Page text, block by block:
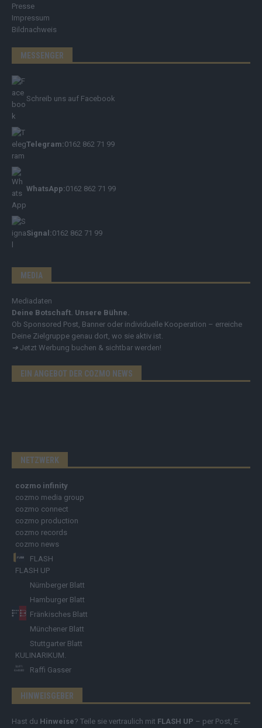
Presse
Impressum
Bildnachweis
MESSENGER
Schreib uns auf Facebook
Telegram:0162 862 71 99
WhatsApp:0162 862 71 99
Signal:0162 862 71 99
MEDIA
Mediadaten
Deine Botschaft. Unsere Bühne.
Ob Sponsored Post, Banner oder individuelle Kooperation – erreiche
Deine Zielgruppe genau dort, wo sie aktiv ist.
➔ Jetzt Werbung buchen & sichtbar werden!
EIN ANGEBOT DER COZMO NEWS
NETZWERK
cozmo infinity
cozmo media group
cozmo connect
cozmo production
cozmo records
cozmo news
FLASH
FLASH UP
Nürnberger Blatt
Hamburger Blatt
Fränkisches Blatt
Münchener Blatt
Stuttgarter Blatt
KULINARIKUM.
Raffi Gasser
HINWEISGEBER
Hast du Hinweise? Teile sie vertraulich mit FLASH UP – per Post, E-